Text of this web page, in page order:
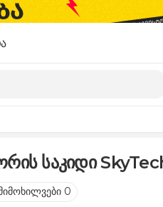
საკიდი
0